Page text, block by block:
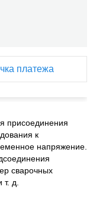
платежа
присоединения
к
напряжение.
сварочных
д.